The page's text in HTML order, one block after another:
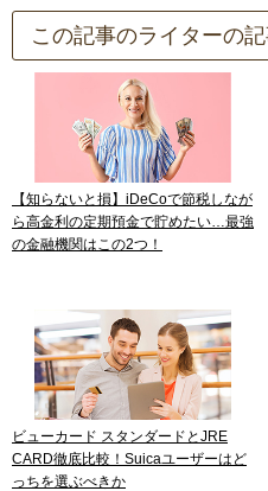
この記事のライターの
【知らないと損】iDeCoで節税しなが
ら高金利の定期預金で貯めたい…最強
の金融機関はこの2つ！
ビューカード スタンダードとJRE
CARD徹底比較！Suicaユーザーはど
っちを選ぶべきか